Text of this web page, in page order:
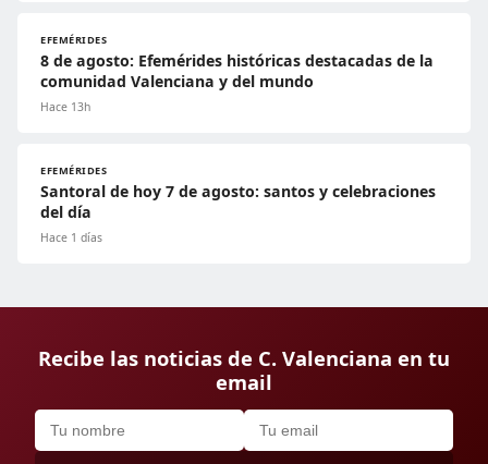
EFEMÉRIDES
8 de agosto: Efemérides históricas destacadas de la
comunidad Valenciana y del mundo
Hace 13h
EFEMÉRIDES
Santoral de hoy 7 de agosto: santos y celebraciones
del día
Hace 1 días
Recibe las noticias de C. Valenciana en tu
email